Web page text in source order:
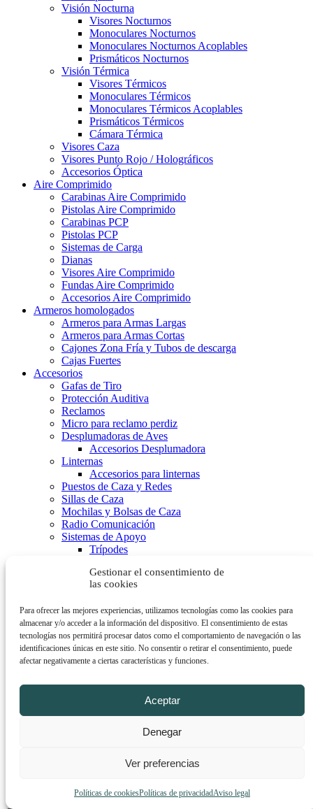
Gestionar el consentimiento de
las cookies
Para ofrecer las mejores experiencias, utilizamos tecnologías como las cookies para
almacenar y/o acceder a la información del dispositivo. El consentimiento de estas
tecnologías nos permitirá procesar datos como el comportamiento de navegación o las
identificaciones únicas en este sitio. No consentir o retirar el consentimiento, puede
afectar negativamente a ciertas características y funciones.
Aceptar
Denegar
Ver preferencias
Políticas de cookiesPolíticas de privacidadAviso legal
Visión Nocturna
Visores Nocturnos
Monoculares Nocturnos
Monoculares Nocturnos Acoplables
Prismáticos Nocturnos
Visión Térmica
Visores Térmicos
Monoculares Térmicos
Monoculares Térmicos Acoplables
Prismáticos Térmicos
Cámara Térmica
Visores Caza
Visores Punto Rojo / Holográficos
Accesorios Óptica
Aire Comprimido
Carabinas Aire Comprimido
Pistolas Aire Comprimido
Carabinas PCP
Pistolas PCP
Sistemas de Carga
Dianas
Visores Aire Comprimido
Fundas Aire Comprimido
Accesorios Aire Comprimido
Armeros homologados
Armeros para Armas Largas
Armeros para Armas Cortas
Cajones Zona Fría y Tubos de descarga
Cajas Fuertes
Accesorios
Gafas de Tiro
Protección Auditiva
Reclamos
Micro para reclamo perdiz
Desplumadoras de Aves
Accesorios Desplumadora
Linternas
Accesorios para linternas
Puestos de Caza y Redes
Sillas de Caza
Mochilas y Bolsas de Caza
Radio Comunicación
Sistemas de Apoyo
Trípodes
Monópodes
Bancos de Tiro
Artículos para perros
Chalecos de Protección
Collares Adiestramiento
Collares Antiladridos
Collares Para La Becada
Localizadores GPS
Dispensador de Pelotas
OFERTAS